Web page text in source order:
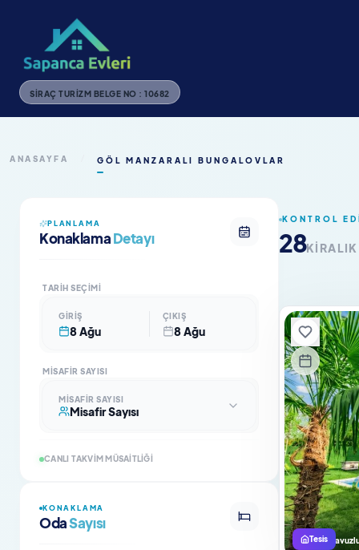
SIRAÇ TURIZM BELGE NO : 10682
ANASAYFA GÖL MANZARALI BUNGALOVLAR
PLANLAMA
KonaklamaDetayı
TARIH SEÇIMI
GIRIŞ
8 Ağu
ÇIKIŞ
8 Ağu
MISAFIR SAYISI
MISAFIR SAYISI
Misafir Sayısı
CANLI TAKVIM MÜSAITLIĞI
KONAKLAMA
OdaSayısı
KONTROL
28
Isıtmalı
Tesis